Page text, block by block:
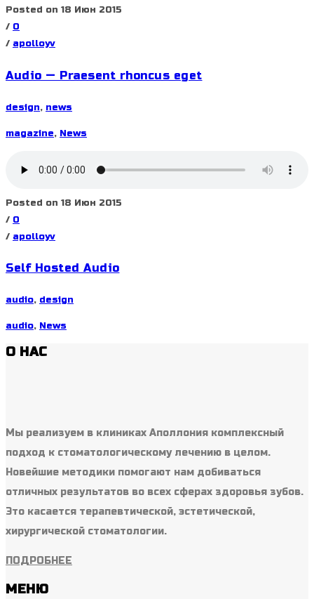
Posted on 18 Июн 2015
/ 0
/ apolloyv
Audio — Praesent rhoncus eget
design, news
magazine, News
Posted on 18 Июн 2015
/ 0
/ apolloyv
Self Hosted Audio
audio, design
audio, News
О НАС
Мы реализуем в клиниках Аполлония комплексный
подход к стоматологическому лечению в целом.
Новейшие методики помогают нам добиваться
отличных результатов во всех сферах здоровья зубов.
Это касается терапевтической, эстетической,
хирургической стоматологии.
ПОДРОБНЕЕ
МЕНЮ